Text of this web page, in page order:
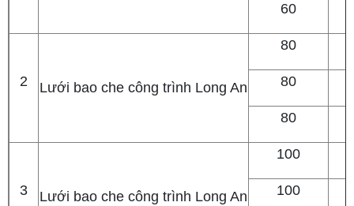
60
2 Lưới bao che công trình Long An
80
80
80
3 Lưới bao che công trình Long An
100
100